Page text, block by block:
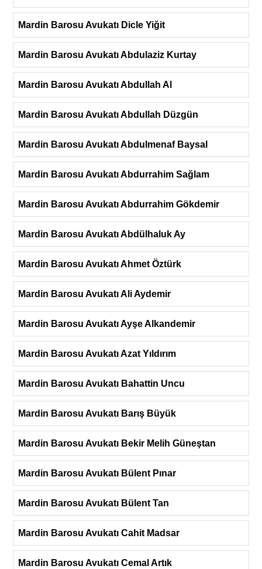
Mardin Barosu Avukatı Dicle Yiğit
Mardin Barosu Avukatı Abdulaziz Kurtay
Mardin Barosu Avukatı Abdullah Al
Mardin Barosu Avukatı Abdullah Düzgün
Mardin Barosu Avukatı Abdulmenaf Baysal
Mardin Barosu Avukatı Abdurrahim Sağlam
Mardin Barosu Avukatı Abdurrahim Gökdemir
Mardin Barosu Avukatı Abdülhaluk Ay
Mardin Barosu Avukatı Ahmet Öztürk
Mardin Barosu Avukatı Ali Aydemir
Mardin Barosu Avukatı Ayşe Alkandemir
Mardin Barosu Avukatı Azat Yıldırım
Mardin Barosu Avukatı Bahattin Uncu
Mardin Barosu Avukatı Barış Büyük
Mardin Barosu Avukatı Bekir Melih Güneştan
Mardin Barosu Avukatı Bülent Pınar
Mardin Barosu Avukatı Bülent Tan
Mardin Barosu Avukatı Cahit Madsar
Mardin Barosu Avukatı Cemal Artık